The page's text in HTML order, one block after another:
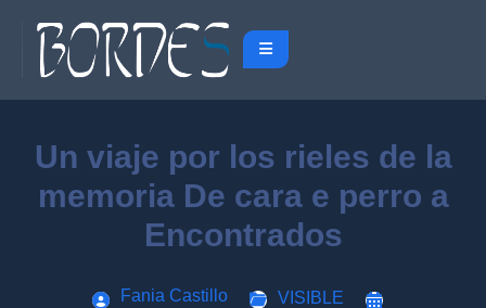
Un viaje por los rieles de la
memoria De cara e perro a
Encontrados
Fania Castillo
VISIBLE